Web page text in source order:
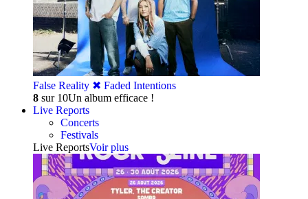
False Reality ✖︎ Faded Intentions
8 sur 10Un album efficace !
Live Reports
Concerts
Festivals
Live ReportsVoir plus